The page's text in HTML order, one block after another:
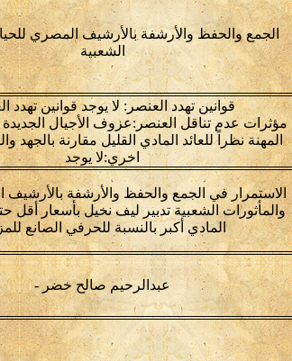
الجمع والحفظ والأرشفة بالأرشيف المصري
الشعبية
قوانين تهدد العنصر: لا يوجد قوانين تهدد
مؤثرات عدم تناقل العنصر:عزوف الأجيال
المهنة نظراً للعائد المادي القليل مقارنة بالجهد
اخري:لا يوجد
الاستمرار في الجمع والحفظ والأرشفة بالأرشيف
والمأثورات الشعبية تدبير ليف نخيل بأسعار أقل
المادي أكبر بالنسبة للحرفي الصانع
عبدالرحيم صالح خضر -